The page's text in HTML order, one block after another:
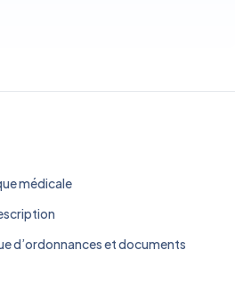
médicale
d’ordonnances et documents